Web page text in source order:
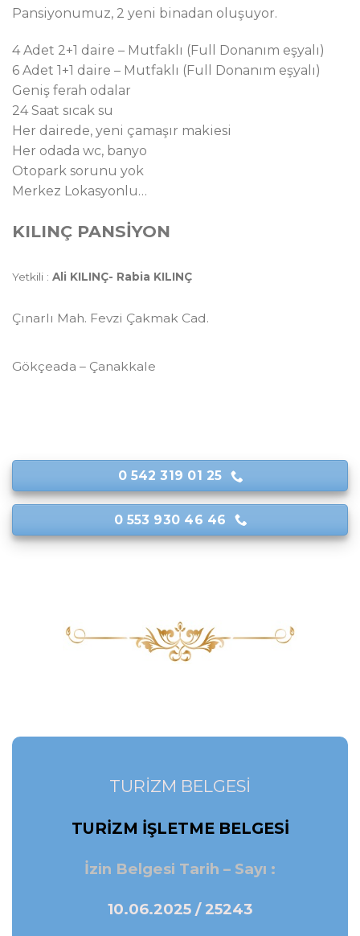
Pansiyonumuz, 2 yeni binadan oluşuyor.
4 Adet 2+1 daire – Mutfaklı (Full Donanım eşyalı)
6 Adet 1+1 daire – Mutfaklı (Full Donanım eşyalı)
Geniş ferah odalar
24 Saat sıcak su
Her dairede, yeni çamaşır makiesi
Her odada wc, banyo
Otopark sorunu yok
Merkez Lokasyonlu…
KILINÇ PANSİYON
Yetkili : Ali KILINÇ- Rabia KILINÇ
Çınarlı Mah. Fevzi Çakmak Cad.
Gökçeada – Çanakkale
0 542 319 01 25
0 553 930 46 46
TURİZM BELGESİ
TURİZM İŞLETME BELGESİ
İzin Belgesi Tarih – Sayı :
10.06.2025 / 25243